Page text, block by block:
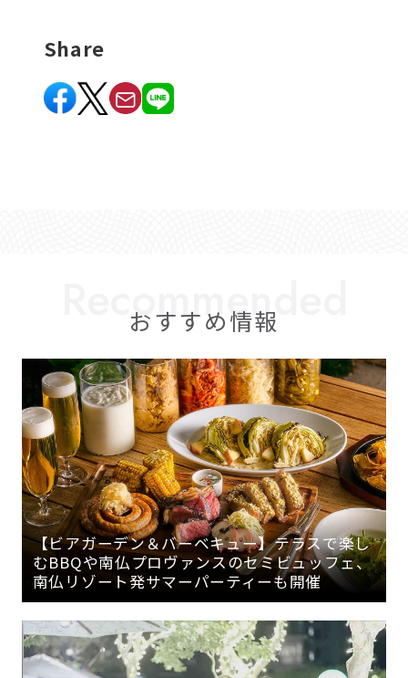
Share
おすすめ情報
【ビアガーデン＆バーベキュー】テラスで楽し
むBBQや南仏プロヴァンスのセミビュッフェ、
南仏リゾート発サマーパーティーも開催